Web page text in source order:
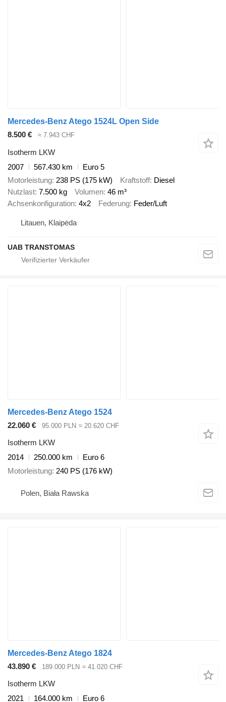
Mercedes-Benz Atego 1524L Open Side
8.500 €
≈ 7.943 CHF
Isotherm LKW
2007
567.430 km
Euro 5
Motorleistung 238 PS (175 kW) Kraftstoff Diesel
Nutzlast 7.500 kg Volumen 46 m³
Achsenkonfiguration 4x2 Federung Feder/Luft
Litauen, Klaipėda
UAB TRANSTOMAS
Mercedes-Benz Atego 1524
22.060 €
95.000 PLN ≈ 20.620 CHF
Isotherm LKW
2014
250.000 km
Euro 6
Motorleistung 240 PS (176 kW)
Polen, Biała Rawska
Mercedes-Benz Atego 1824
43.890 €
189.000 PLN ≈ 41.020 CHF
Isotherm LKW
2021
164.000 km Euro 6